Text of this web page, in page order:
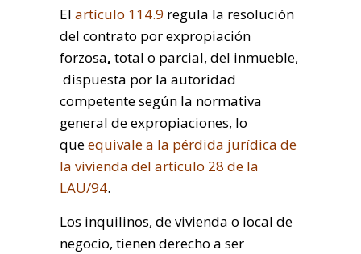
El artículo 114.9 regula la resolución
del contrato por expropiación
forzosa, total o parcial, del inmueble,
dispuesta por la autoridad
competente según la normativa
general de expropiaciones, lo
queequivale a la pérdida jurídica de
la vivienda del artículo 28 de la
LAU/94.
Los inquilinos, de vivienda o local de
negocio, tienen derecho a ser